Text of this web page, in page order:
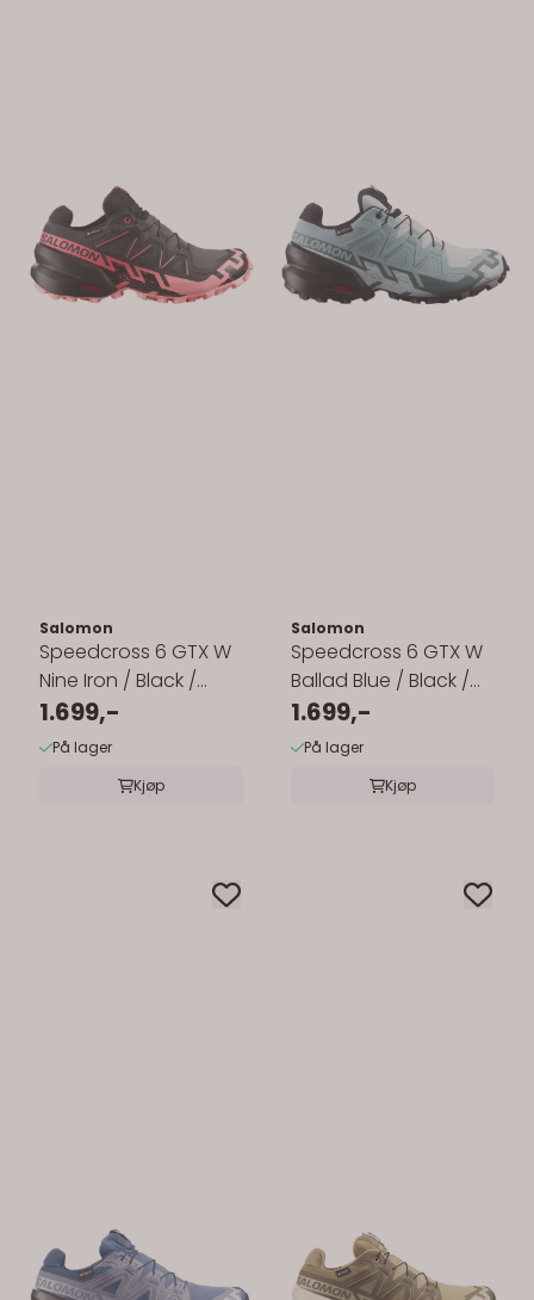
Salomon
Speedcross 6 GTX W
Nine Iron / Black /
Flamingo Pink
1.699,-
På lager
Kjøp
Salomon
Speedcross 6 GTX W
Ballad Blue / Black /
Tourmaline
1.699,-
På lager
Kjøp